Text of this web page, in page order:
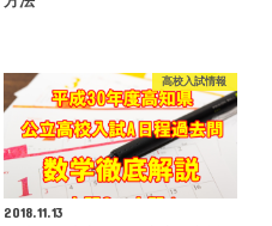
高校入試情報
2018.11.13